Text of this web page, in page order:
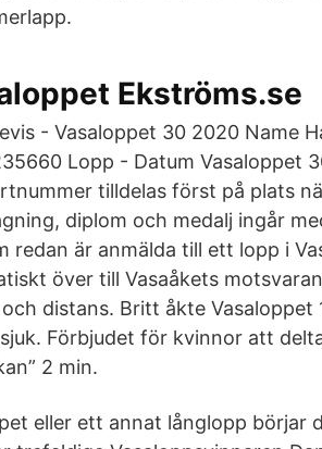
Ekströms.se
- Vasaloppet 30 2020 Name
Lopp - Datum Vasaloppet
tilldelas först på plats
diplom och medalj ingår
redan är anmälda till ett lopp i
över till Vasaåkets
distans. Britt åkte Vasaloppet
Förbjudet för kvinnor att
2 min.
eller ett annat långlopp börjar